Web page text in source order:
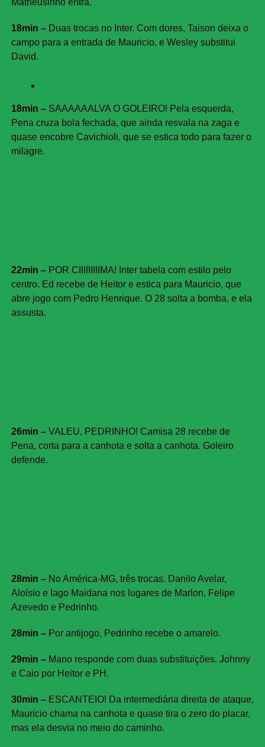
Matheusinho entra.
18min – Duas trocas no Inter. Com dores, Taison deixa o
campo para a entrada de Mauricio, e Wesley substitui
David.
18min – SAAAAAALVA O GOLEIRO! Pela esquerda,
Pena cruza bola fechada, que ainda resvala na zaga e
quase encobre Cavichioli, que se estica todo para fazer o
milagre.
22min – POR CIIIIIIIIIMA! Inter tabela com estilo pelo
centro. Ed recebe de Heitor e estica para Mauricio, que
abre jogo com Pedro Henrique. O 28 solta a bomba, e ela
assusta.
26min – VALEU, PEDRINHO! Camisa 28 recebe de
Pena, corta para a canhota e solta a canhota. Goleiro
defende.
28min – No América-MG, três trocas. Danilo Avelar,
Aloísio e Iago Maidana nos lugares de Marlon, Felipe
Azevedo e Pedrinho.
28min – Por antijogo, Pedrinho recebe o amarelo.
29min – Mano responde com duas substituições. Johnny
e Caio por Heitor e PH.
30min – ESCANTEIO! Da intermediária direita de ataque,
Mauricio chama na canhota e quase tira o zero do placar,
mas ela desvia no meio do caminho.